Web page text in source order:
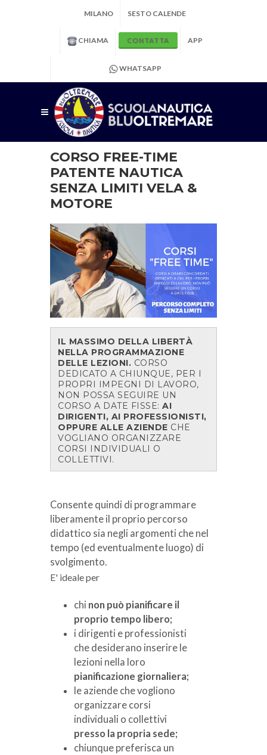
MILANO SESTO CALENDE
CHIAMA CONTATTA APP
WHATSAPP
CORSO FREE-TIME
PATENTE NAUTICA
SENZA LIMITI VELA &
MOTORE
IL MASSIMO DELLA LIBERTÀ
NELLA PROGRAMMAZIONE
DELLE LEZIONI. CORSO
DEDICATO A CHIUNQUE, PER I
PROPRI IMPEGNI DI LAVORO,
NON POSSA SEGUIRE UN
CORSO A DATE FISSE: AI
DIRIGENTI, AI PROFESSIONISTI,
OPPURE ALLE AZIENDE CHE
VOGLIANO ORGANIZZARE
CORSI INDIVIDUALI O
COLLETTIVI.
Consente quindi di programmare
liberamente il proprio percorso
didattico sia negli argomenti che nel
tempo (ed eventualmente luogo) di
svolgimento.
E' ideale per
chi non può pianificare il
proprio tempo libero;
i dirigenti e professionisti
che desiderano inserire le
lezioni nella loro
pianificazione giornaliera;
le aziende che vogliono
organizzare corsi
individuali o collettivi
presso la propria sede;
chiunque preferisca un